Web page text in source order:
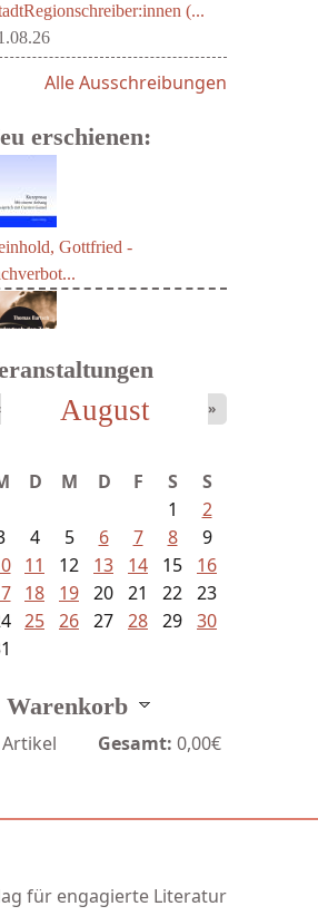
(...
Alle Ausschreibungen
erschienen:
Gottfried -
August »
D M D F S
S
1
2
4 5 6 7 8
9
11 12 13 14 15
16
18 19 20 21 22 23
25 26 27 28 29 30
Warenkorb
Artikel Gesamt: 0,00€
für engagierte Literatur